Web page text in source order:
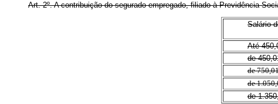
Art. 2º.A contribuição do segurado empregado, filiado à Previdência
Salário-
Até
de
de
de
de